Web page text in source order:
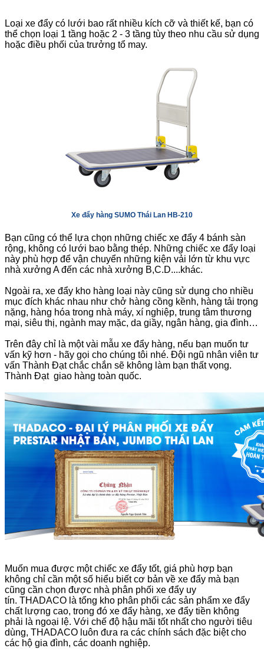
Loại xe đẩy có lưới bao rất nhiều kích cỡ và thiết kế, bạn có
thể chọn loại 1 tầng hoặc 2 - 3 tầng tùy theo nhu cầu sử dụng
hoặc điều phối của trưởng tổ may.
Xe đẩy hàng SUMO Thái Lan HB-210
Bạn cũng có thể lựa chọn những chiếc xe đẩy 4 bánh sàn
rộng, không có lưới bao bằng thép. Những chiếc xe đẩy loại
này phù hợp để vận chuyển những kiện vải lớn từ khu vực
nhà xưởng A đến các nhà xưởng B,C.D....khác.
Ngoài ra, xe đẩy kho hàng loại này cũng sử dụng cho nhiều
mục đích khác nhau như chở hàng cồng kềnh, hàng tải trọng
nặng, hàng hóa trong nhà máy, xí nghiệp, trung tâm thương
mại, siêu thị, ngành may mặc, da giầy, ngân hàng, gia đình…
Trên đây chỉ là một vài mẫu xe đẩy hàng, nếu bạn muốn tư
vấn kỹ hơn - hãy gọi cho chúng tôi nhé. Đội ngũ nhân viên tư
vấn Thành Đạt chắc chắn sẽ không làm bạn thất vọng.
Thành Đạt giao hàng toàn quốc.
Muốn mua được một chiếc xe đẩy tốt, giá phù hợp bạn
không chỉ cần một số hiểu biết cơ bản về xe đẩy mà bạn
cũng cần chọn được nhà phân phối xe đẩy uy
tín. THADACO là tổng kho phân phối các sản phẩm xe đẩy
chất lượng cao, trong đó xe đẩy hàng, xe đẩy tiền không
phải là ngoại lệ. Với chế độ hậu mãi tốt nhất cho người tiêu
dùng, THADACO luôn đưa ra các chính sách đặc biệt cho
các hộ gia đình, các doanh nghiệp.